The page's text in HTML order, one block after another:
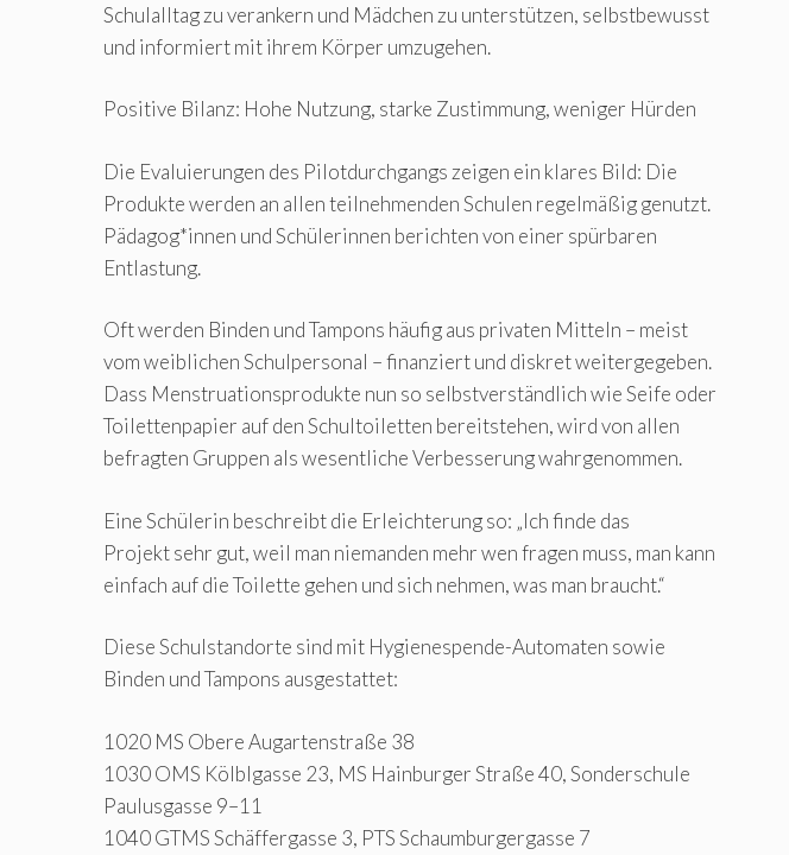
Schulalltag zu verankern und Mädchen zu unterstützen, selbstbewusst
und informiert mit ihrem Körper umzugehen.
Positive Bilanz: Hohe Nutzung, starke Zustimmung, weniger Hürden
Die Evaluierungen des Pilotdurchgangs zeigen ein klares Bild: Die
Produkte werden an allen teilnehmenden Schulen regelmäßig genutzt.
Pädagog*innen und Schülerinnen berichten von einer spürbaren
Entlastung.
Oft werden Binden und Tampons häufig aus privaten Mitteln – meist
vom weiblichen Schulpersonal – finanziert und diskret weitergegeben.
Dass Menstruationsprodukte nun so selbstverständlich wie Seife oder
Toilettenpapier auf den Schultoiletten bereitstehen, wird von allen
befragten Gruppen als wesentliche Verbesserung wahrgenommen.
Eine Schülerin beschreibt die Erleichterung so: „Ich finde das
Projekt sehr gut, weil man niemanden mehr wen fragen muss, man kann
einfach auf die Toilette gehen und sich nehmen, was man braucht.“
Diese Schulstandorte sind mit Hygienespende-Automaten sowie
Binden und Tampons ausgestattet:
1020 MS Obere Augartenstraße 38
1030 OMS Kölblgasse 23, MS Hainburger Straße 40, Sonderschule
Paulusgasse 9–11
1040 GTMS Schäffergasse 3, PTS Schaumburgergasse 7